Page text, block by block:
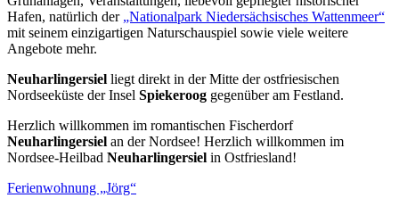
Hafen, natürlich der „Nationalpark Niedersächsisches Wattenmeer“
mit seinem einzigartigen Naturschauspiel sowie viele weitere
Angebote mehr.
Neuharlingersiel liegt direkt in der Mitte der ostfriesischen
Nordseeküste der Insel Spiekeroog gegenüber am Festland.
Herzlich willkommen im romantischen Fischerdorf
Neuharlingersiel an der Nordsee! Herzlich willkommen im
Nordsee-Heilbad Neuharlingersiel in Ostfriesland!
Ferienwohnung „Jörg“